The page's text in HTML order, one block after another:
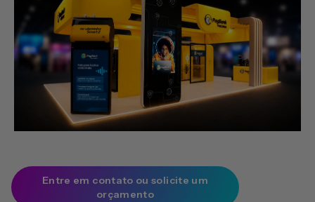
Entre em contato ou solicite um
orçamento